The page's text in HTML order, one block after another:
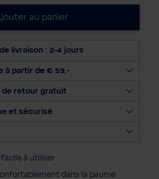
c
o
n
r
au panier
livraison : 2-4 jours
à partir de € 59,-
de retour gratuit
et sécurisé
à utiliser
dans la paume